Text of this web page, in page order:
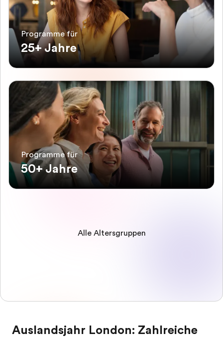
Programme für
25+ Jahre
Programme für
50+ Jahre
Alle Altersgruppen
Auslandsjahr London: Zahlreiche